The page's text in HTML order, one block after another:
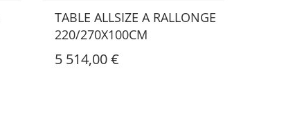
TABLE ALLSIZE A RALLONGE
220/270X100CM
5 514,00 €